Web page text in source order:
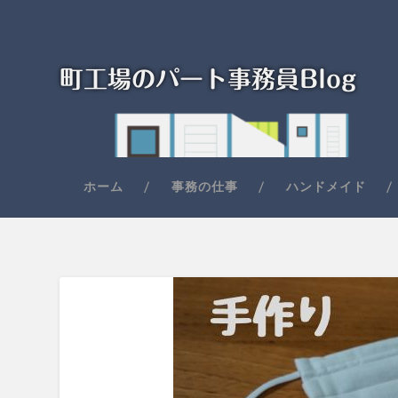
町工場のパート事務員Blog
ホーム 事務の仕事 ハンドメイド